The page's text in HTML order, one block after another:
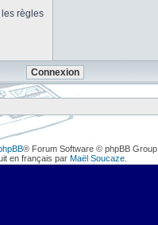
règles
® Forum Software © phpBB Group
en français par Maël Soucaze.